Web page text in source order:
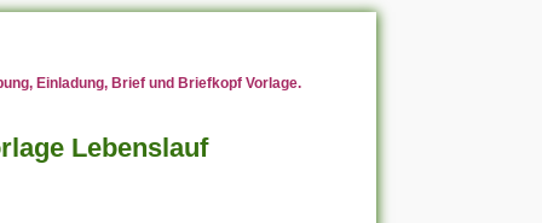
Einladung, Brief und Briefkopf Vorlage.
Lebenslauf